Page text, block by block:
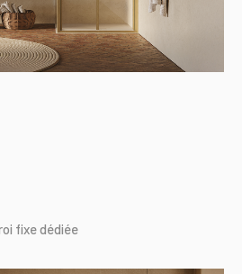
fixedédiée